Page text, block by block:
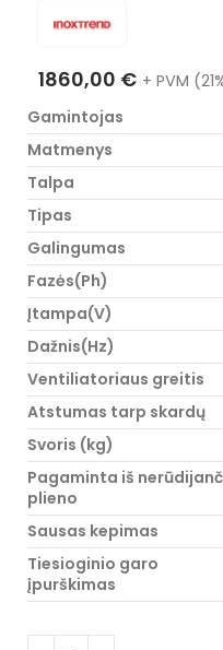
1860,00 € + PVM
Gamintojas
Matmenys
Talpa
Tipas
Galingumas
Fazės(Ph)
Įtampa(V)
Dažnis(Hz)
Ventiliatoriaus greitis
Atstumas tarp skardų
Svoris (kg)
Pagaminta iš
plieno
Sausas kepimas
Tiesioginio garo
įpurškimas